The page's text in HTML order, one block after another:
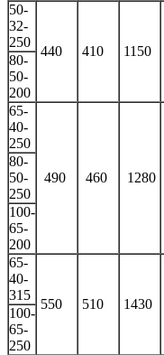
50-
32-
250
440 410 1150
80-
50-
200
65-
40-
250
490 460 1280
80-
50-
250
100-
65-
200
65-
40-
315
550 510 1430
100-
65-
250